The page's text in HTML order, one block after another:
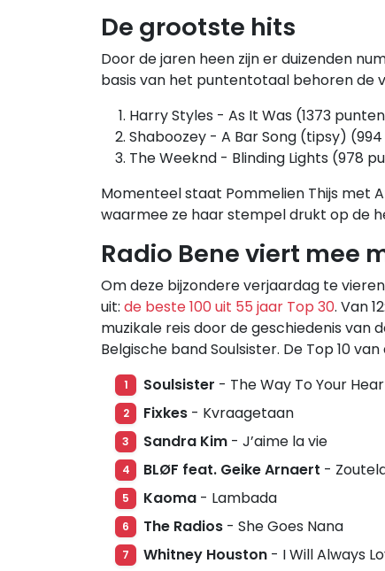
De grootste hits
Door de jaren heen zijn er duizenden
basis van het puntentotaal behoren de
Harry Styles - As It Was (1373
Shaboozey - A Bar Song (tipsy)
The Weeknd - Blinding Lights (978
Momenteel staat Pommelien Thijs met
waarmee ze haar stempel drukt op de
Radio Bene viert mee
Om deze bijzondere verjaardag te
uit: de beste 100 uit 55 jaar Top 30. Van
muzikale reis door de geschiedenis van
Belgische band Soulsister. De Top 10
1 Soulsister - The Way To Your
2 Fixkes - Kvraagetaan
3 Sandra Kim - J’aime la vie
4 BLØF feat. Geike Arnaert -
5 Kaoma - Lambada
6 The Radios - She Goes Nana
7 Whitney Houston - I Will Always